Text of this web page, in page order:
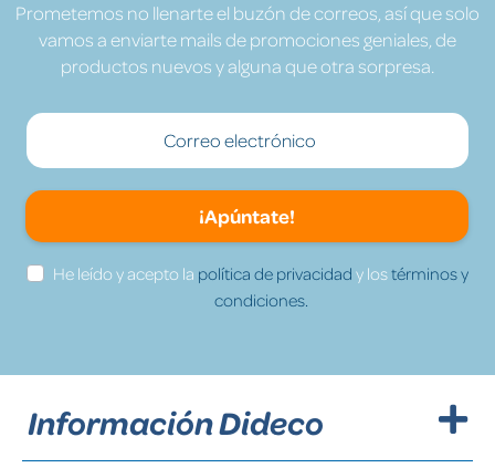
Prometemos no llenarte el buzón de correos, así que solo
vamos a enviarte mails de promociones geniales, de
productos nuevos y alguna que otra sorpresa.
¡Apúntate!
He leído y acepto la política de privacidad y lostérminos y
condiciones.
Información Dideco